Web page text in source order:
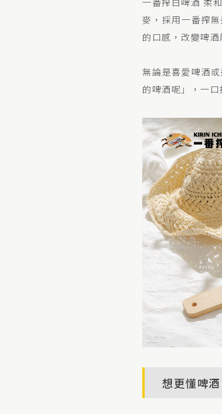
麥，採用一番搾
的口感，改變啤
無論是喜愛啤酒
的啤酒呢」，一
想更懂啤